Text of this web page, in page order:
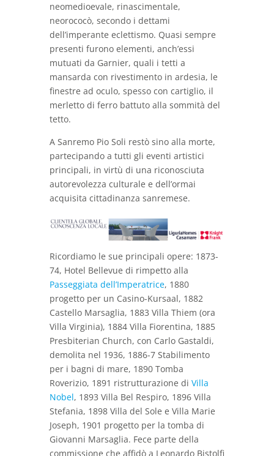
neomedioevale, rinascimentale,
neorococò, secondo i dettami
dell’imperante eclettismo. Quasi sempre
presenti furono elementi, anch’essi
mutuati da Garnier, quali i tetti a
mansarda con rivestimento in ardesia, le
finestre ad oculo, spesso con cartiglio, il
merletto di ferro battuto alla sommità del
tetto.
A Sanremo Pio Soli restò sino alla morte,
partecipando a tutti gli eventi artistici
principali, in virtù di una riconosciuta
autorevolezza culturale e dell’ormai
acquisita cittadinanza sanremese.
Ricordiamo le sue principali opere: 1873-
74, Hotel Bellevue di rimpetto alla
Passeggiata dell’Imperatrice, 1880
progetto per un Casino-Kursaal, 1882
Castello Marsaglia, 1883 Villa Thiem (ora
Villa Virginia), 1884 Villa Fiorentina, 1885
Presbiterian Church, con Carlo Gastaldi,
demolita nel 1936, 1886-7 Stabilimento
per i bagni di mare, 1890 Tomba
Roverizio, 1891 ristrutturazione di Villa
Nobel, 1893 Villa Bel Respiro, 1896 Villa
Stefania, 1898 Villa del Sole e Villa Marie
Joseph, 1901 progetto per la tomba di
Giovanni Marsaglia. Fece parte della
commissione che affidò a Leonardo Bistolfi